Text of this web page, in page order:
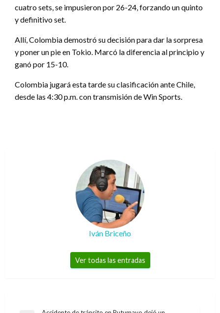
cuatro sets, se impusieron por 26-24, forzando un quinto
y definitivo set.
Allí, Colombia demostró su decisión para dar la sorpresa
y poner un pie en Tokio. Marcó la diferencia al principio y
ganó por 15-10.
Colombia jugará esta tarde su clasificación ante Chile,
desde las 4:30 p.m. con transmisión de Win Sports.
Iván Briceño
Ver todas las entradas